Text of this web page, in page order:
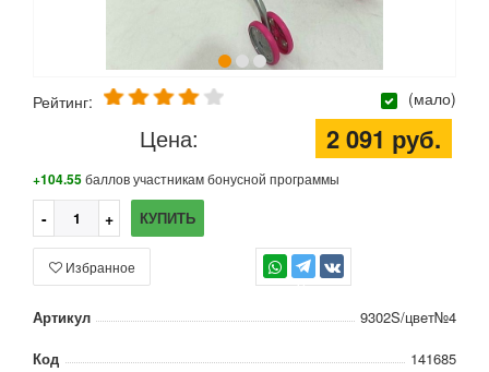
Рейтинг: (мало)
Цена: 2 091 руб.
+104.55баллов участникам бонусной программы
КУПИТЬ
TG
Избранное
Артикул
9302S/цвeт№4
Код
141685